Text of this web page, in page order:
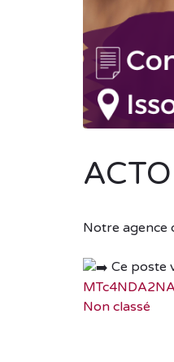
Notre agence
Ce poste
MTc4NDA2NA
Non classé